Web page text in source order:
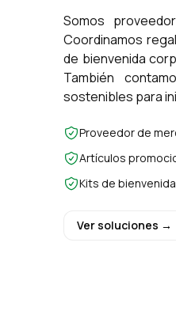
Somos
Coordinamos
de bienvenida
También
sostenibles para
Proveedor de
Artículos
Kits de
Ver soluciones →